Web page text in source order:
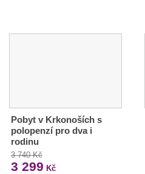
Pobyt v Krkonoších s
polopenzí pro dva i
rodinu
3 740 Kč
3 299 Kč